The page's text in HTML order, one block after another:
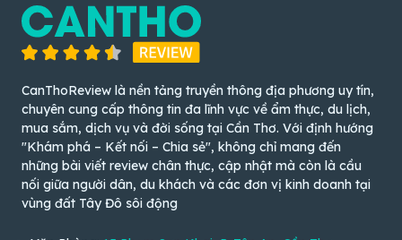
CanThoReview là nền tảng truyền thông địa phương uy tín,
chuyên cung cấp thông tin đa lĩnh vực về ẩm thực, du lịch,
mua sắm, dịch vụ và đời sống tại Cần Thơ. Với định hướng
"Khám phá – Kết nối – Chia sẻ", không chỉ mang đến
những bài viết review chân thực, cập nhật mà còn là cầu
nối giữa người dân, du khách và các đơn vị kinh doanh tại
vùng đất Tây Đô sôi động